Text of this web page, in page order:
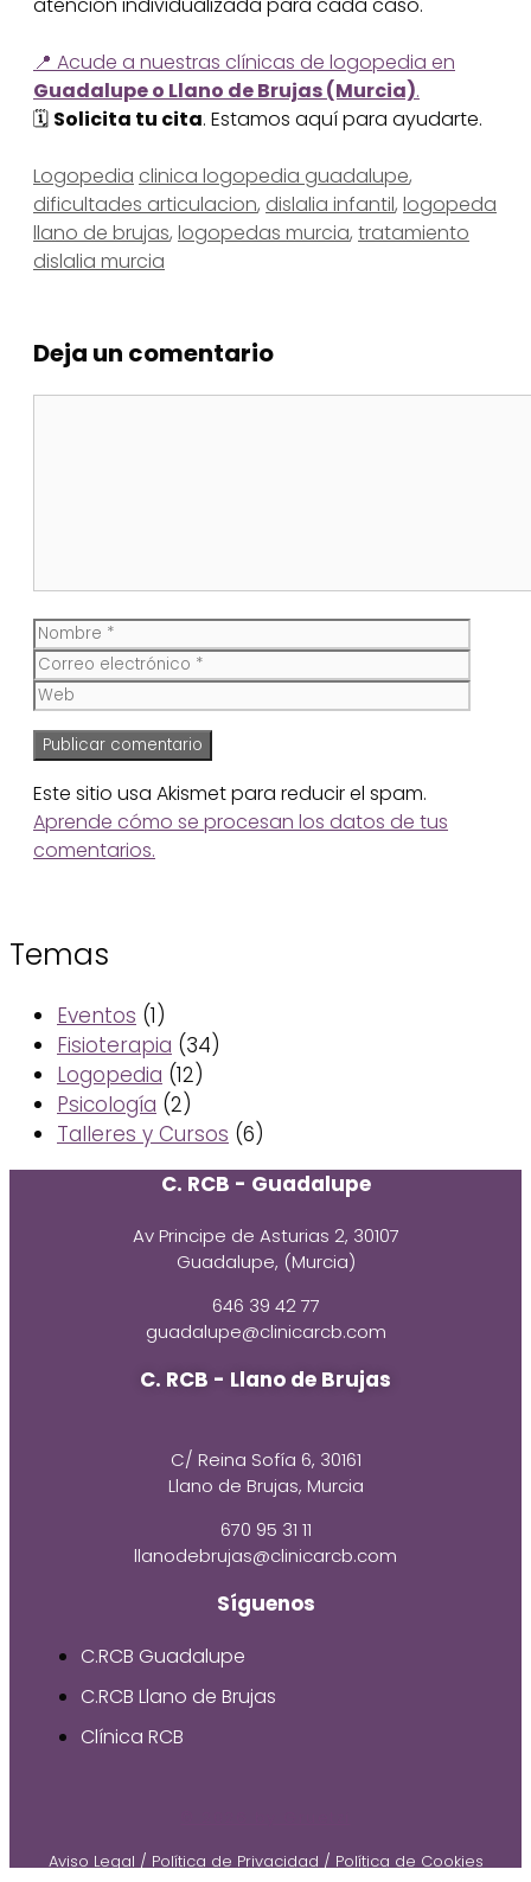
atención individualizada para cada caso.
📍 Acude a nuestras clínicas de logopedia en
Guadalupe o Llano de Brujas (Murcia).
🗓️ Solicita tu cita. Estamos aquí para ayudarte.
Categorías
Logopedia Etiquetas
clinica logopedia guadalupe,
dificultades articulacion, dislalia infantil, logopeda
llano de brujas, logopedas murcia, tratamiento
dislalia murcia
Deja un comentario
Nombre
Este sitio usa Akismet para reducir el spam.
Aprende cómo se procesan los datos de tus
comentarios.
Temas
Eventos (1)
Fisioterapia (34)
Logopedia (12)
Psicología (2)
Talleres y Cursos (6)
C. RCB - Guadalupe
Av Principe de Asturias 2, 30107
Guadalupe, (Murcia)
646 39 42 77
guadalupe@clinicarcb.com
C. RCB - Llano de Brujas
C/ Reina Sofía 6, 30161
Llano de Brujas, Murcia
670 95 31 11
llanodebrujas@clinicarcb.com
Síguenos
C.RCB Guadalupe
C.RCB Llano de Brujas
Clínica RCB
Aviso Legal / Política de Privacidad / Política de Cookies